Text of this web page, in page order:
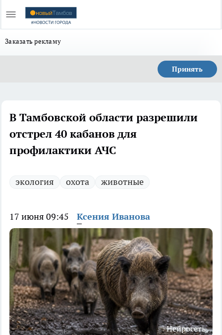
Заказать рекламу
Принять
В Тамбовской области разрешили
отстрел 40 кабанов для
профилактики АЧС
экология охота животные
17 июня 09:45 Ксения Иванова
Нейросеть